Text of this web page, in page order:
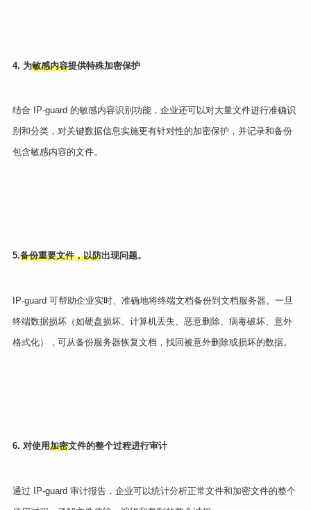
4. 为敏感内容提供特殊加密保护
结合 IP-guard 的敏感内容识别功能，企业还可以对大量文件进行准确识
别和分类，对关键数据信息实施更有针对性的加密保护，并记录和备份
包含敏感内容的文件。
5.备份重要文件，以防出现问题。
IP-guard 可帮助企业实时、准确地将终端文档备份到文档服务器。一旦
终端数据损坏（如硬盘损坏、计算机丢失、恶意删除、病毒破坏、意外
格式化），可从备份服务器恢复文档，找回被意外删除或损坏的数据。
6. 对使用加密文件的整个过程进行审计
通过 IP-guard 审计报告，企业可以统计分析正常文件和加密文件的整个